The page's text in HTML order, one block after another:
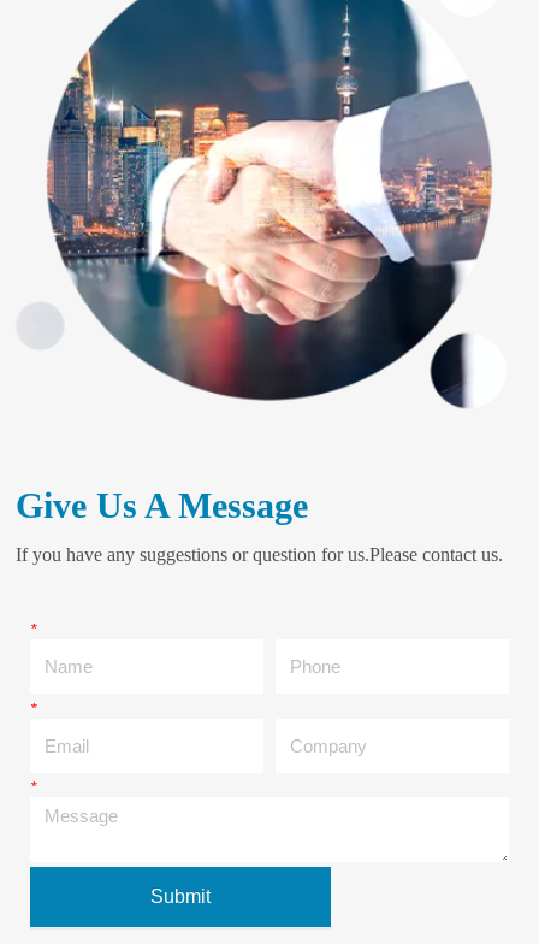
Give Us A Message
If you have any suggestions or question for us.Please contact us.
*Name
*Email
*Message
Submit